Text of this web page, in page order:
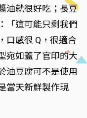
油就很好吃；長豆
「這可能只剩我們
口感很 Q，很適合
宛如蓋了官印的大
油豆腐可不是使用
當天新鮮製作現